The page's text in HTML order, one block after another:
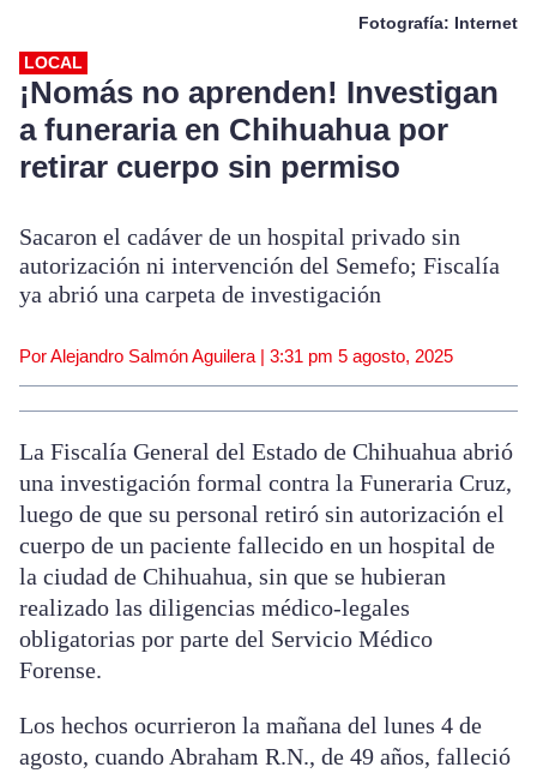
Fotografía: Internet
LOCAL
¡Nomás no aprenden! Investigan
a funeraria en Chihuahua por
retirar cuerpo sin permiso
Sacaron el cadáver de un hospital privado sin
autorización ni intervención del Semefo; Fiscalía
ya abrió una carpeta de investigación
Por Alejandro Salmón Aguilera | 3:31 pm 5 agosto, 2025
La Fiscalía General del Estado de Chihuahua abrió
una investigación formal contra la Funeraria Cruz,
luego de que su personal retiró sin autorización el
cuerpo de un paciente fallecido en un hospital de
la ciudad de Chihuahua, sin que se hubieran
realizado las diligencias médico-legales
obligatorias por parte del Servicio Médico
Forense.
Los hechos ocurrieron la mañana del lunes 4 de
agosto, cuando Abraham R.N., de 49 años, falleció